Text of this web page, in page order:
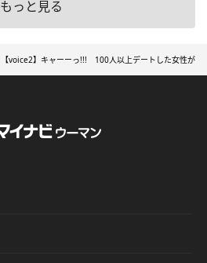
もっと見る
【voice2】キャーーっ!!! 100人以上デートした女性が出